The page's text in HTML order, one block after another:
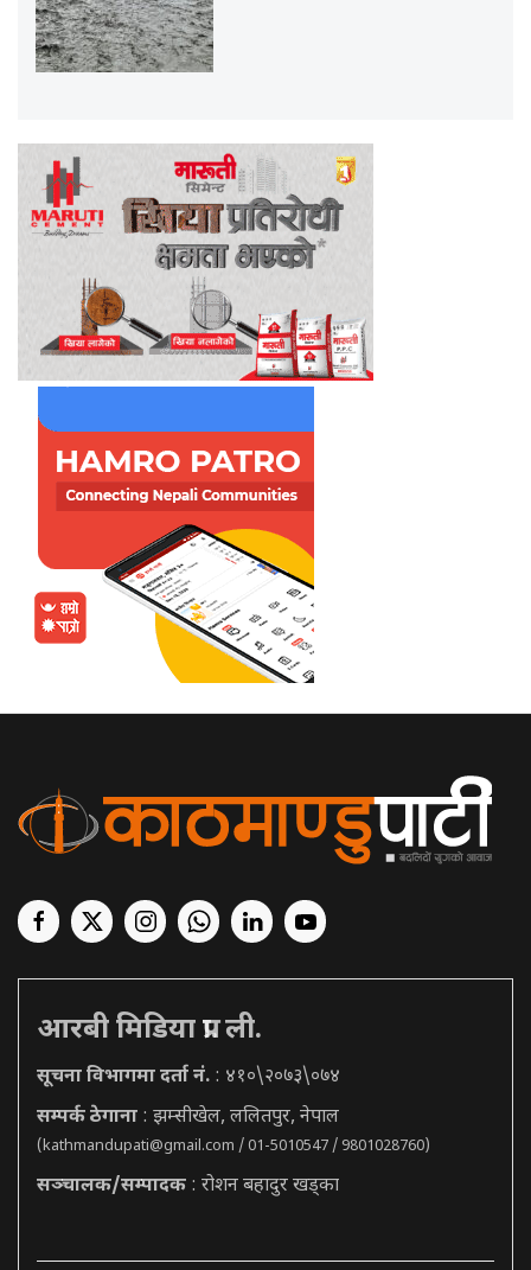
आरबी मिडिया प्रा. ली.
सूचना विभागमा दर्ता नं. : ४१०\२०७३\०७४
सम्पर्क ठेगाना : झम्सीखेल, ललितपुर, नेपाल
(kathmandupati@gmail.com / 01-5010547 / 9801028760)
सञ्चालक/सम्पादक : रोशन बहादुर खड्का